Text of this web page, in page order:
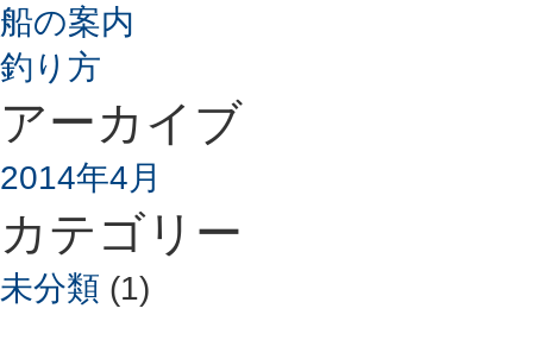
船の案内
釣り方
アーカイブ
2014年4月
カテゴリー
未分類 (1)